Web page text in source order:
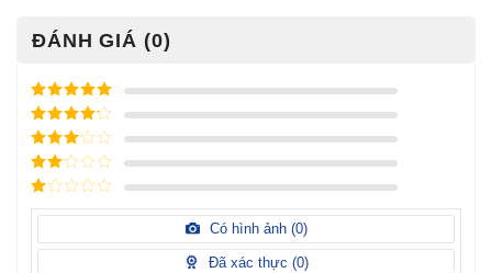
ĐÁNH GIÁ (0)
Được xếp
hạng
5
5
sao
Được xếp
hạng
4
5
sao
Được
xếp
hạng3
5 sao
Được
hạng
sao
Được
hạng
Có hình ảnh (0)
Đã xác thực (0)